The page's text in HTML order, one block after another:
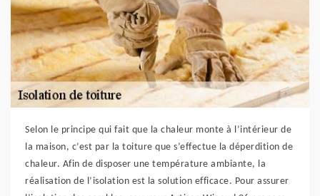
Selon le principe qui fait que la chaleur monte à l’intérieur de
la maison, c’est par la toiture que s’effectue la déperdition de
chaleur. Afin de disposer une température ambiante, la
réalisation de l’isolation est la solution efficace. Pour assurer